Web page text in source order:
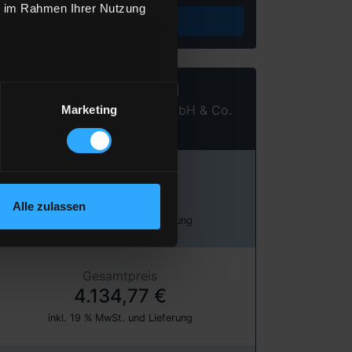
Rahmen Ihrer Nutzung
Marketing
Alle zulassen
Heizöl Standard
von Landhandel Niehues GmbH & Co.
137,83 €
inkl. 19 % MwSt. und Lieferung
Gesamtpreis
4.134,77 €
inkl. 19 % MwSt. und Lieferung